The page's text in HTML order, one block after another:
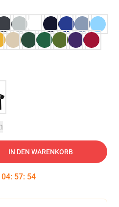
IN DEN WARENKORB
04: 57: 54